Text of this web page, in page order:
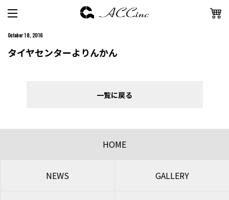
October 18, 2016
タイヤセンターよりんかん
一覧に戻る
HOME
NEWS GALLERY